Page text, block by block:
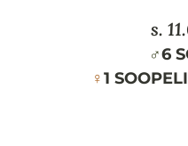
s.
♂6
♀1 SOOPELI